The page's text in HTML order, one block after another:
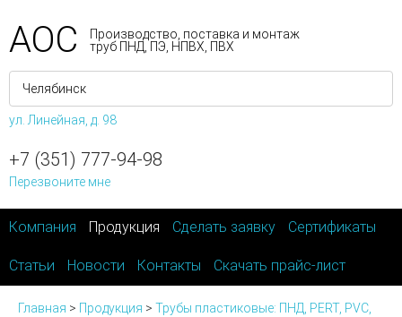
АОС
Производство, поставка и монтаж
труб ПНД, ПЭ, НПВХ, ПВХ
ул. Линейная, д. 98
+7 (351) 777-94-98
Перезвоните мне
Компания Продукция Сделать заявку Сертификаты
Статьи Новости Контакты Скачать прайс-лист
Главная > Продукция > Трубы пластиковые: ПНД, PERT, PVC,